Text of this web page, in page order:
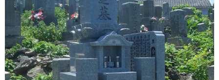
お墓のメンテナンス
石製品・パワーストーン
公共・社寺工事